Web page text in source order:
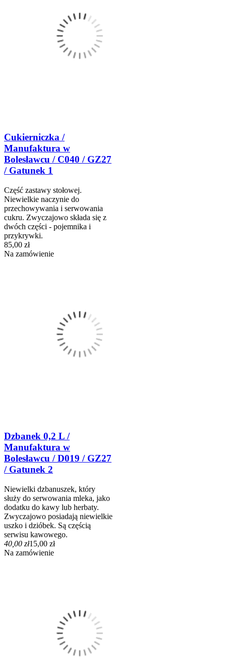
Cukierniczka /
Manufaktura w
Bolesławcu / C040 / GZ27
/ Gatunek 1
Część zastawy stołowej.
Niewielkie naczynie do
przechowywania i serwowania
cukru. Zwyczajowo składa się z
dwóch części - pojemnika i
przykrywki.
85,00 zł
Na zamówienie
Dzbanek 0,2 L /
Manufaktura w
Bolesławcu / D019 / GZ27
/ Gatunek 2
Niewielki dzbanuszek, który
służy do serwowania mleka, jako
dodatku do kawy lub herbaty.
Zwyczajowo posiadają niewielkie
uszko i dzióbek. Są częścią
serwisu kawowego.
40,00 zł15,00 zł
Na zamówienie